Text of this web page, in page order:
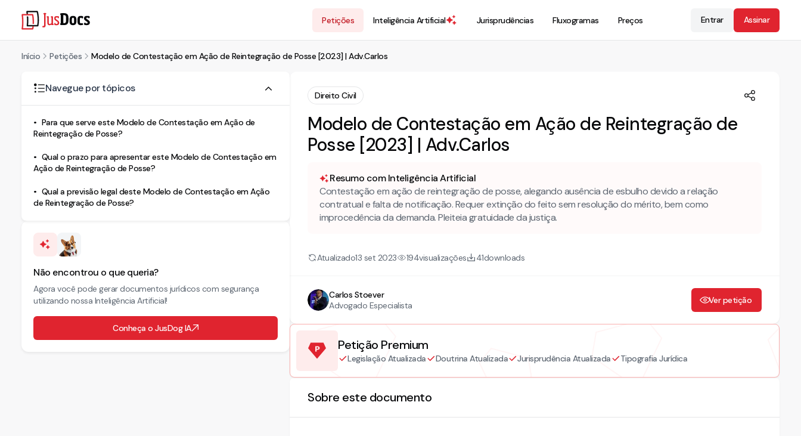
Petições Inteligência Artificial Jurisprudências Fluxogramas Preços Entrar Assinar
Início Petições Modelo de Contestação em Ação de Reintegração de Posse [2023] | Adv.Carlos
Navegue por tópicos
Para que serve este Modelo de Contestação em Ação de
Reintegração de Posse?
Qual o prazo para apresentar este Modelo de Contestação em
Ação de Reintegração de Posse?
Qual a previsão legal deste Modelo de Contestação em Ação
de Reintegração de Posse?
Não encontrou o que queria?
Agora você pode gerar documentos jurídicos com segurança
utilizando nossa Inteligência Artificial!
Conheça o JusDog IA
Direito Civil
Modelo de Contestação em Ação de Reintegração de
Posse [2023] | Adv.Carlos
Resumo com Inteligência Artificial
Contestação em ação de reintegração de posse, alegando ausência de esbulho devido a relação
contratual e falta de notificação. Requer extinção do feito sem resolução do mérito, bem como
improcedência da demanda. Pleiteia gratuidade da justiça.
Atualizado13 set 2023 194visualizações 41downloads
Carlos Stoever
Advogado Especialista
Ver petição
Petição Premium
Legislação Atualizada Doutrina Atualizada Jurisprudência Atualizada Tipografia Jurídica
Sobre este documento